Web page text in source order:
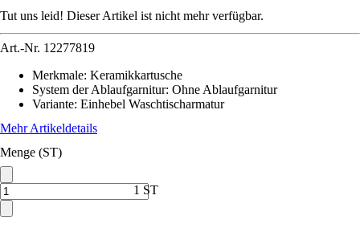
Tut uns leid! Dieser Artikel ist nicht mehr verfügbar.
Art.-Nr. 12277819
Merkmale: Keramikkartusche
System der Ablaufgarnitur: Ohne Ablaufgarnitur
Variante: Einhebel Waschtischarmatur
Mehr Artikeldetails
Menge (ST)
1 ST